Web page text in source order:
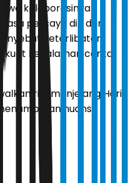
kolaborasinya
percaya diri dan
keterlibatan
kedalaman cerita
rilis menjelang Hari
nuansa